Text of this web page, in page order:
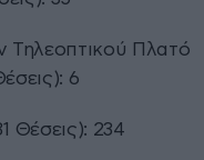
Πλατό
6
Θέσεις): 234